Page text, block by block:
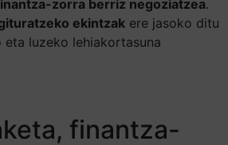
zorra berriz negoziatzea.
ekintzak ere jasoko ditu
luzeko lehiakortasuna
finantza-